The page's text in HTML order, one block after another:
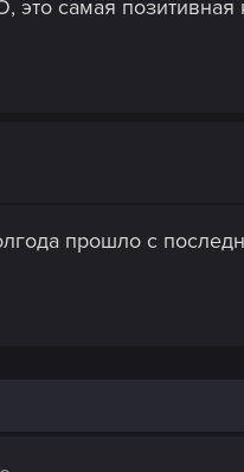
самая позитивная
прошло с